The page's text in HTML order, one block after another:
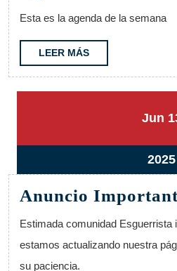
Esta es la agenda de la semana
LEER MÁSLEER
MÁS
Jun13
2025
Anuncio
Estimada comunidad Esguerrista
estamos actualizando nuestra
su paciencia.